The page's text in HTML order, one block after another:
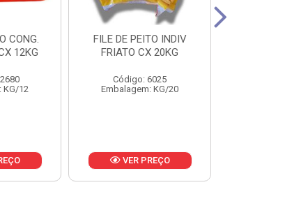
CONG.
12KG
KG/12
FILE DE PEITO INDIV
FRIATO CX 20KG
Código: 6025
Embalagem: KG/20
VER PREÇO